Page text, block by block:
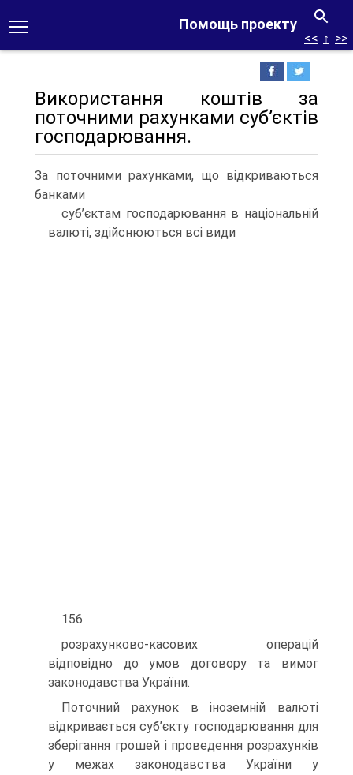
Помощь проекту
<< ↑ >>
Використання коштів за
поточними рахунками суб’єктів
господарювання.
За поточними рахунками, що відкриваються
банками
суб’єктам господарювання в національній
валюті, здійснюються всі види
156
розрахунково-касових операцій
відповідно до умов договору та вимог
законодавства України.
Поточний рахунок в іноземній валюті
відкривається суб’єкту господарювання для
зберігання грошей і проведення розрахунків
у межах законодавства України у